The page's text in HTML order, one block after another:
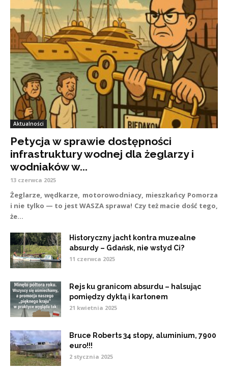
Aktualności
Petycja w sprawie dostępności
infrastruktury wodnej dla żeglarzy i
wodniaków w...
13 czerwca 2025
Żeglarze, wędkarze, motorowodniacy, mieszkańcy Pomorza
i nie tylko — to jest WASZA sprawa! Czy też macie dość tego,
że...
Historyczny jacht kontra muzealne
absurdy – Gdańsk, nie wstyd Ci?
11 czerwca 2025
Rejs ku granicom absurdu – halsując
pomiędzy dyktą i kartonem
21 kwietnia 2025
Bruce Roberts 34 stopy, aluminium, 7900
euro!!!
2 stycznia 2025